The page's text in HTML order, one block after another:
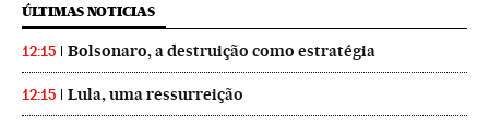
ÚLTIMAS NOTICIAS
12:15 Bolsonaro, a destruição como estratégia
12:15 Lula, uma ressurreição